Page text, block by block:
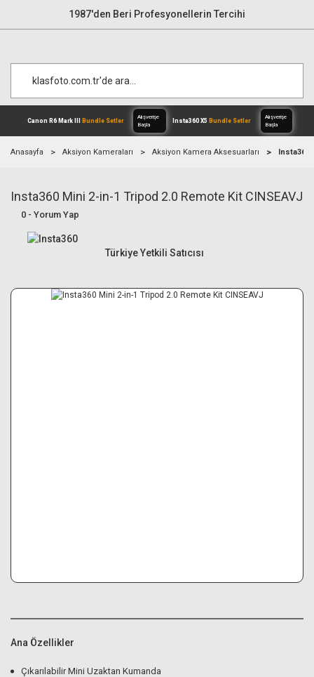
1987'den Beri Profesyonellerin Tercihi
Canon R6 Mark IIIBundle Setler
Alışverişe
Anasayfa Aksiyon Kameraları Aksiyon Kamera Aksesuarları Insta360
Insta360 Mini 2-in-1 Tripod 2.0 Remote Kit CINSEAVJ
0 - Yorum Yap
Türkiye Yetkili Satıcısı
Ana Özellikler
Çıkarılabilir Mini Uzaktan Kumanda